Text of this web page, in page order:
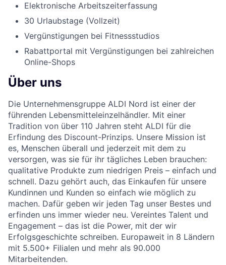
Elektronische Arbeitszeiterfassung
30 Urlaubstage (Vollzeit)
Vergünstigungen bei Fitnessstudios
Rabattportal mit Vergünstigungen bei zahlreichen
Online-Shops
Über uns
Die Unternehmensgruppe ALDI Nord ist einer der
führenden Lebensmitteleinzelhändler. Mit einer
Tradition von über 110 Jahren steht ALDI für die
Erfindung des Discount-Prinzips. Unsere Mission ist
es, Menschen überall und jederzeit mit dem zu
versorgen, was sie für ihr tägliches Leben brauchen:
qualitative Produkte zum niedrigen Preis – einfach und
schnell. Dazu gehört auch, das Einkaufen für unsere
Kundinnen und Kunden so einfach wie möglich zu
machen. Dafür geben wir jeden Tag unser Bestes und
erfinden uns immer wieder neu. Vereintes Talent und
Engagement – das ist die Power, mit der wir
Erfolgsgeschichte schreiben. Europaweit in 8 Ländern
mit 5.500+ Filialen und mehr als 90.000
Mitarbeitenden.